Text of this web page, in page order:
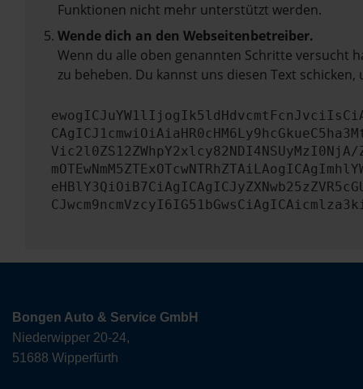
Funktionen nicht mehr unterstützt werden.
Wende dich an den Webseitenbetreiber.
Wenn du alle oben genannten Schritte versucht
zu beheben. Du kannst uns diesen Text
Vic2l0ZS12ZWhpY2xlcy82NDI4NSUyMzI0NjA/
Bongen Auto & Service GmbH
Niederwipper 20-24,
51688 Wipperfürth